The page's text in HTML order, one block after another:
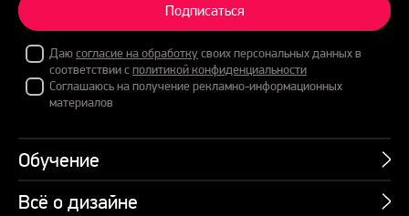
Подписаться
Даюсогласие на обработкусвоих персональных данных в
соответствии сполитикой конфиденциальности
Соглашаюсь на получение рекламно-информационных
материалов
Обучение
Курсы
Всё о дизайне